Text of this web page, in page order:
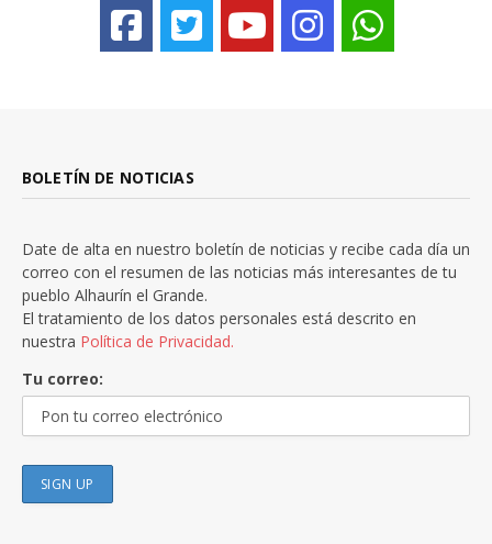
BOLETÍN DE NOTICIAS
Date de alta en nuestro boletín de noticias y recibe cada día un
correo con el resumen de las noticias más interesantes de tu
pueblo Alhaurín el Grande.
El tratamiento de los datos personales está descrito en
nuestra Política de Privacidad.
Tu correo: